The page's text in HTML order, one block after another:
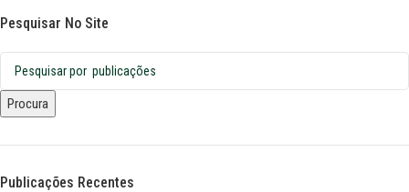
Pesquisar No Site
Procura
Publicações Recentes